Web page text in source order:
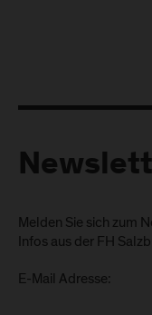
Melden Sie sich zum
Infos aus der FH
E-Mail Adresse: